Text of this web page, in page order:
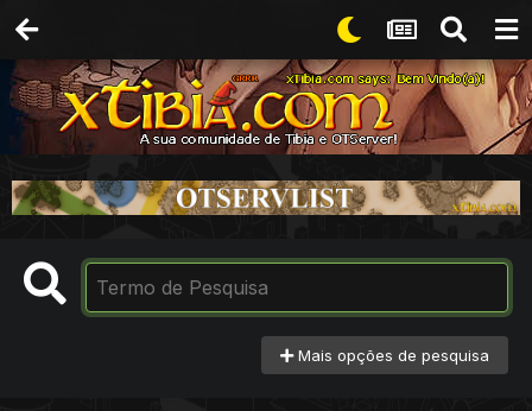
Mais opções de pesquisa